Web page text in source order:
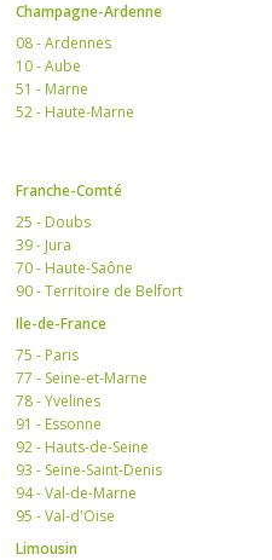
Champagne-Ardenne
08 - Ardennes
10 - Aube
51 - Marne
52 - Haute-Marne
Franche-Comté
25 - Doubs
39 - Jura
70 - Haute-Saône
90 - Territoire de Belfort
Ile-de-France
75 - Paris
77 - Seine-et-Marne
78 - Yvelines
91 - Essonne
92 - Hauts-de-Seine
93 - Seine-Saint-Denis
94 - Val-de-Marne
95 - Val-d'Oise
Limousin